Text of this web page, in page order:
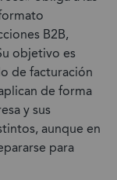
B2B,
objetivo es
de facturación
de forma
y sus
aunque en
para